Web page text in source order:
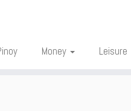
Money Leisure